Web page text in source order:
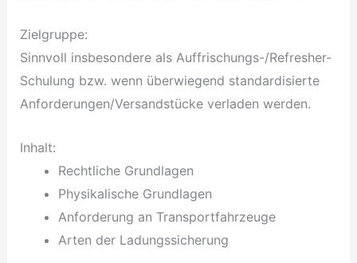
Zielgruppe:
Sinnvoll insbesondere als Auffrischungs-/Refresher-
Schulung bzw. wenn überwiegend standardisierte
Anforderungen/Versandstücke verladen werden.
Inhalt:
Rechtliche Grundlagen
Physikalische Grundlagen
Anforderung an Transportfahrzeuge
Arten der Ladungssicherung